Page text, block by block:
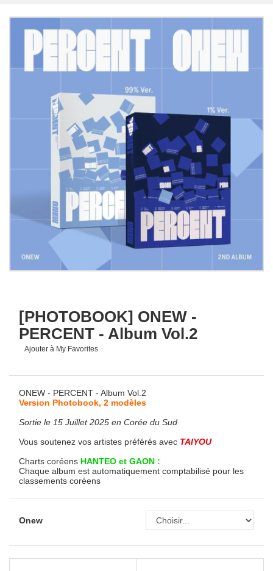
[PHOTOBOOK] ONEW -
PERCENT - Album Vol.2
Ajouter à My Favorites
ONEW - PERCENT - Album Vol.2
Version Photobook, 2 modèles
Sortie le 15 Juillet 2025 en Corée du Sud
Vous soutenez vos artistes préférés avec TAIYOU
Charts coréens HANTEO et GAON :
Chaque album est automatiquement comptabilisé pour les
classements coréens
Onew